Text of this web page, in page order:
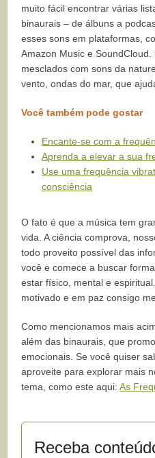
muito fácil encontrar várias
binaurais – de álbuns a
esses sons em plataformas,
Amazon Music e
mesclados com sons da
vento, ondas do mar, que
Você também pode gostar
Encante-se com a
Aprenda a elevar a sua
Use uma frequência
consciência
O fato é que a música tem
vida. A ciência comprova,
todo proveito possível das
você e comece a buscar
estar físico, mental e
motivado e em paz consigo
Como mencionamos mais
além das binaurais, que
emocionais. Se você quiser
aproveite para explorar mais
tema, como este aqui:As
Receba